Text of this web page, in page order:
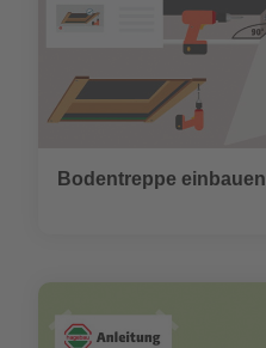
Bodentreppe einbauen